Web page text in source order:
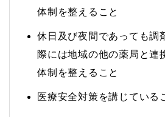
体制を整えること
休日及び夜間であっても調
際には地域の他の薬局と連
体制を整えること
医療安全対策を講じている